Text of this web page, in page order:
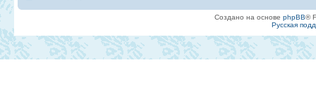
Создано на основе phpBB®
Русская